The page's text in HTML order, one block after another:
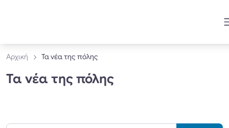
Αρχική Τα νέα της πόλης
Τα νέα της πόλης